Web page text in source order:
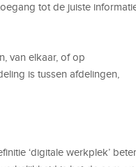
tot de juiste
van elkaar, of op
is tussen afdelingen,
‘digitale werkplek’ beter